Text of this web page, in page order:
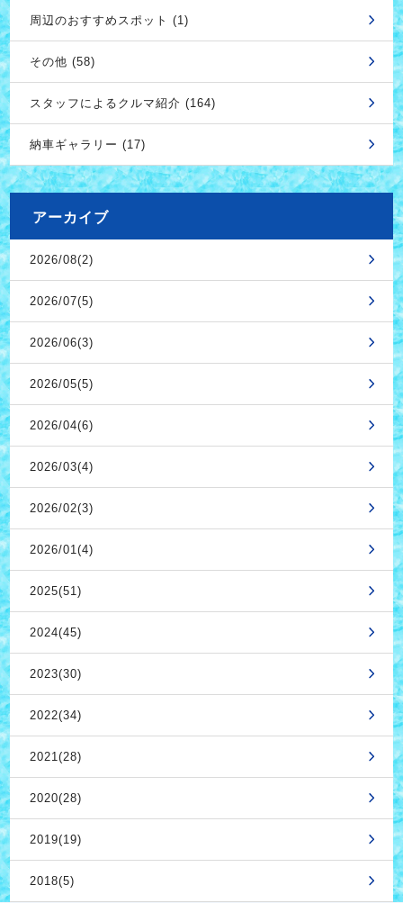
周辺のおすすめスポット (1)
その他 (58)
スタッフによるクルマ紹介 (164)
納車ギャラリー (17)
アーカイブ
2026/08(2)
2026/07(5)
2026/06(3)
2026/05(5)
2026/04(6)
2026/03(4)
2026/02(3)
2026/01(4)
2025(51)
2024(45)
2023(30)
2022(34)
2021(28)
2020(28)
2019(19)
2018(5)